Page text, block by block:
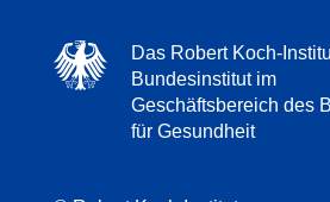
Das Robert Koch-
Bundesinstitut im
Geschäftsbereich des
für Gesundheit